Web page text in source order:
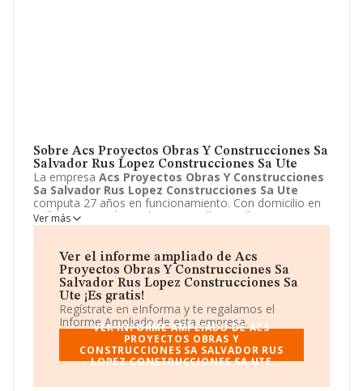
Sobre Acs Proyectos Obras Y Construcciones Sa
Salvador Rus Lopez Construcciones Sa Ute
La empresa Acs Proyectos Obras Y Construcciones
Sa Salvador Rus Lopez Construcciones Sa Ute
computa 27 años en funcionamiento. Con domicilio en
Calle Martinez de Medina, 3, Sevilla, Sevilla se encuentra
la empresaAcs Proyectos Obras Y Construcciones
CNAE que desarrolla es 4101 - Construcción de edificios
residenciales.Acs Proyectos Obras Y
Construcciones Sa Salvador Rus Lopez
Construcciones Sa Ute
temporal de empresas.
Ver más
Ver el informe ampliado de Acs
Proyectos Obras Y Construcciones Sa
Salvador Rus Lopez Construcciones Sa
Ute ¡Es gratis!
Regístrate en eInforma y te regalamos el
Informe Ampliado de esta empresa.
VER INFORME AMPLIADO DE ACS
PROYECTOS OBRAS Y
CONSTRUCCIONES SA SALVADOR RUS
LOPEZ CONSTRUCCIONES SA UTE